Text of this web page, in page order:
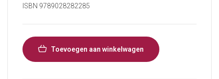
ISBN 9789028282285
Toevoegen aan winkelwagen